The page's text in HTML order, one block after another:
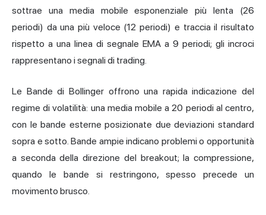
sottrae una media mobile esponenziale più lenta (26
periodi) da una più veloce (12 periodi) e traccia il risultato
rispetto a una linea di segnale EMA a 9 periodi; gli incroci
rappresentano i segnali di trading.
Le Bande di Bollinger offrono una rapida indicazione del
regime di volatilità: una media mobile a 20 periodi al centro,
con le bande esterne posizionate due deviazioni standard
sopra e sotto. Bande ampie indicano problemi o opportunità
a seconda della direzione del breakout; la compressione,
quando le bande si restringono, spesso precede un
movimento brusco.